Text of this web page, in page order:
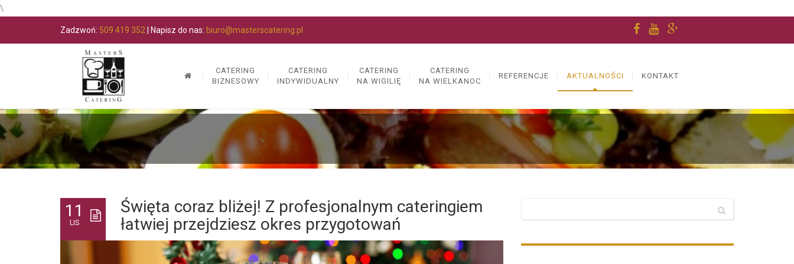
\
Zadzwoń: 509 419 352 | Napisz do nas: biuro@masterscatering.pl
CATERING
BIZNESOWY
CATERING
INDYWIDUALNY
CATERING
NA WIGILIĘ
CATERING
NA WIELKANOC
REFERENCJE AKTUALNOŚCI KONTAKT
11
LIS
Święta coraz bliżej! Z profesjonalnym cateringiem
łatwiej przejdziesz okres przygotowań